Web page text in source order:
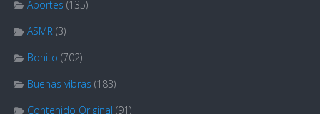
Aportes (135)
ASMR (3)
Bonito (702)
Buenas vibras (183)
Contenido Original (91)